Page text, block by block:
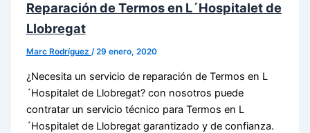
Reparación de Termos en L´Hospitalet de
Llobregat
Marc Rodríguez /29 enero, 2020
¿Necesita un servicio de reparación de Termos en L
´Hospitalet de Llobregat? con nosotros puede
contratar un servicio técnico para Termos en L
´Hospitalet de Llobregat garantizado y de confianza.